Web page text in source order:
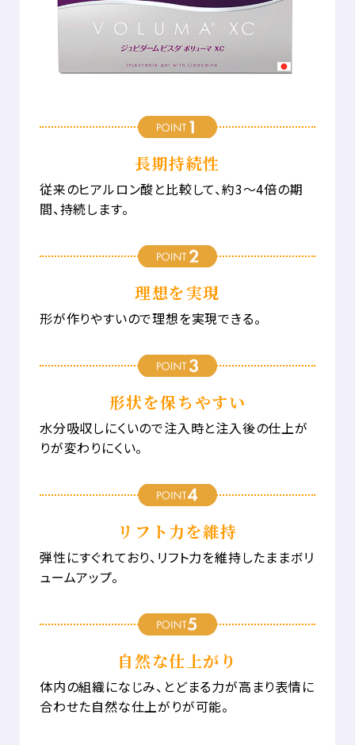
長期持続性
従来のヒアルロン酸と比較して、約3～4倍の期
間、持続します。
理想を実現
形が作りやすいので理想を実現できる。
形状を保ちやすい
水分吸収しにくいので注入時と注入後の仕上が
りが変わりにくい。
リフト力を維持
弾性にすぐれており、リフト力を維持したままボリ
ュームアップ。
自然な仕上がり
体内の組織になじみ、とどまる力が高まり表情に
合わせた自然な仕上がりが可能。